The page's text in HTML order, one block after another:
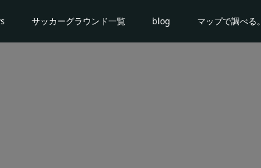
サッカーグラウンド一覧 blog マップで調べる。